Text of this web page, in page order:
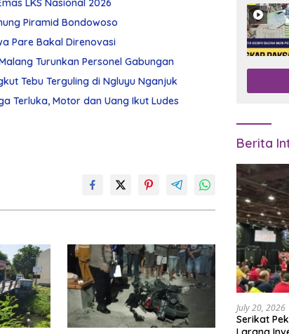
LKS Nasional 2026
Piramid Bondowoso
Pare Bakal Direnovasi
Turunkan Personel Gabungan
Tebu Terguling di Ngluyu Nganjuk
Terluka, Motor dan Uang Ikut Ludes
Berita
July 20, 2026
Serikat